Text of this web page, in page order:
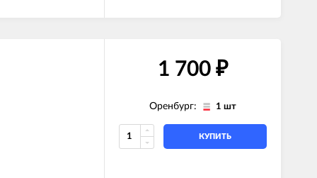
1 700 ₽
Оренбург: 1 шт
КУПИТЬ